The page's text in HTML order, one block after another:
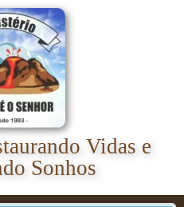
Vidas e
Sonhos